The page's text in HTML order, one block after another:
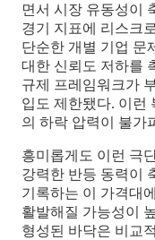
면서 시장 유동성이
경기 지표에 리스크
단순한 개별 기업 문
대한 신뢰도 저하를
규제 프레임워크가
입도 제한됐다. 이런
의 하락 압력이 불가
흥미롭게도 이런 극
강력한 반등 동력이
기록하는 이 가격대
활발해질 가능성이
형성된 바닥은 비교